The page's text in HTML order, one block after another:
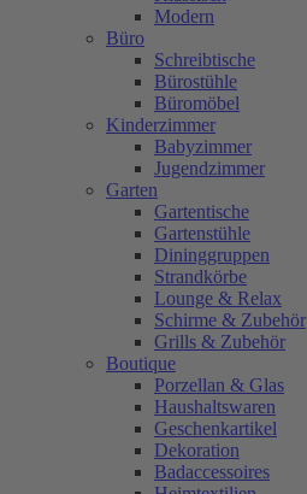
Modern
Büro
Schreibtische
Bürostühle
Büromöbel
Kinderzimmer
Babyzimmer
Jugendzimmer
Garten
Gartentische
Gartenstühle
Dininggruppen
Strandkörbe
Lounge & Relax
Schirme & Zubehör
Grills & Zubehör
Boutique
Porzellan & Glas
Haushaltswaren
Geschenkartikel
Dekoration
Badaccessoires